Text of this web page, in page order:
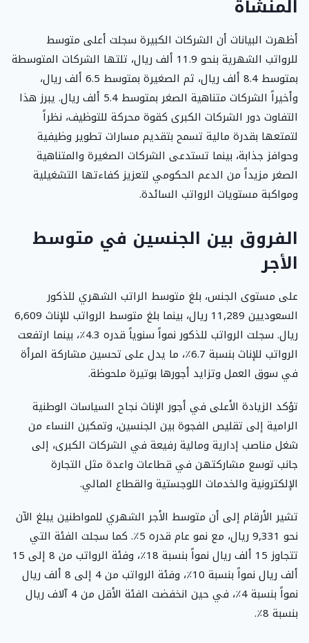
المنشأة
أظهرت البيانات أن الشركات الكبيرة سجلت أعلى متوسط
للرواتب الشهرية بنحو 11.9 ألف ريال، تلتها الشركات المتوسطة
بمتوسط 8.4 ألف ريال، ثم الصغيرة بمتوسط 6.5 ألف ريال،
وأخيراً الشركات متناهية الصغر بمتوسط 5.4 ألف ريال. يبرز هذا
التفاوت دور الشركات الكبرى كقوة محركة للتوظيف، نظراً
لتمتعها بقدرة مالية تسمح بتقديم مسارات تطوير وظيفية
وحوافز جذابة، بينما تستدعى الشركات الصغيرة والمتناهية
الصغر مزيداً من الدعم الحكومي لتعزيز كفاءتها التشغيلية
ومواكبة مستويات الرواتب السائدة.
الفروق بين الجنسين في متوسط
الأجر
على مستوى الجنس، بلغ متوسط الراتب الشهري للذكور
السعوديين 11,289 ريال، بينما بلغ متوسط الرواتب للإناث 6,609
ريال. سجلت الرواتب للذكور نمواً سنوياً قدره 4.3٪، بينما ارتفعت
الرواتب للإناث بنسبة 6.7٪، ما يدل على تحسين مشاركة المرأة
في سوق العمل وتزايد أجورها بوتيرة ملحوظة.
تؤكد الزيادة الأعلى في أجور الإناث نجاح السياسات الوطنية
الرامية إلى تقليص الفجوة بين الجنسين، وتمكين النساء من
شغل مناصب إدارية ومالية رفيعة في الشركات الكبرى، إلى
جانب توسع مشاركتهن في قطاعات واعدة مثل التجارة
الإلكترونية والخدمات اللوجستية والقطاع المالي.
تشير الأرقام إلى أن متوسط الأجر الشهري للمواطنين يبلغ الآن
نحو 9,331 ريال، مع نمو عام قدره 5٪. كما سجلت الفئة التي
تتجاوز 15 ألف ريال نمواً بنسبة 18٪، وفئة الرواتب من 8 إلى 15
ألف ريال نمواً بنسبة 10٪، وفئة الرواتب من 4 إلى 8 ألف ريال
نمواً بنسبة 4٪، في حين انخفضت الفئة الأقل من 4 آلاف ريال
بنسبة 8٪.